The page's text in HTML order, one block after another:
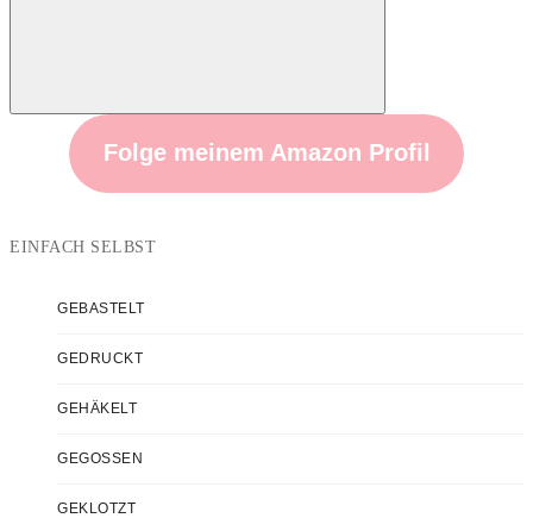
Folge meinem Amazon Profil
EINFACH SELBST
GEBASTELT
GEDRUCKT
GEHÄKELT
GEGOSSEN
GEKLOTZT